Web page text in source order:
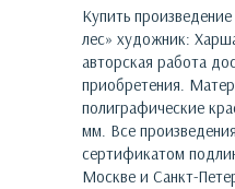
Купить
лес» художник:
авторская работа
приобретения.
полиграфические
мм. Все
сертификатом
Москве и Санкт-